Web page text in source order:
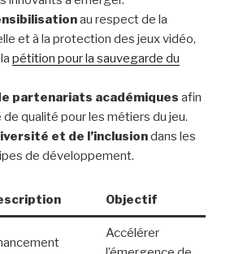
au respect de la
et à la protection des jeux vidéo,
pétition pour la sauvegarde du
partenariats académiques afin
de qualité pour les métiers du jeu.
et de l’inclusiondans les
de développement.
Objectif
Accélérer